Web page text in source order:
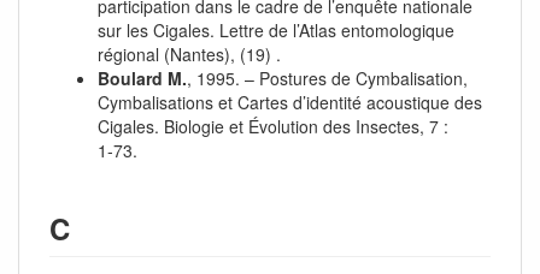
participation dans le cadre de l’enquête nationale
sur les Cigales. Lettre de l’Atlas entomologique
régional (Nantes), (19) .
Boulard M., 1995. – Postures de Cymbalisation,
Cymbalisations et Cartes d’identité acoustique des
Cigales. Biologie et Évolution des Insectes, 7 :
1‑73.
C